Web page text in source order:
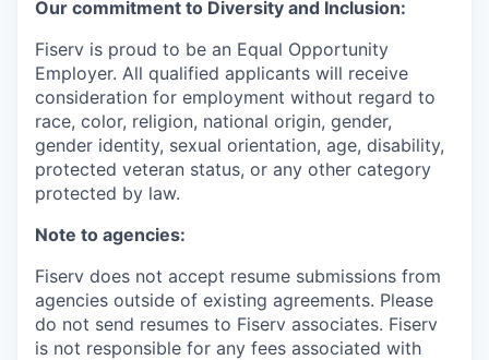
Our commitment to Diversity and Inclusion:
Fiserv is proud to be an Equal Opportunity
Employer. All qualified applicants will receive
consideration for employment without regard to
race, color, religion, national origin, gender,
gender identity, sexual orientation, age, disability,
protected veteran status, or any other category
protected by law.
Note to agencies:
Fiserv does not accept resume submissions from
agencies outside of existing agreements. Please
do not send resumes to Fiserv associates. Fiserv
is not responsible for any fees associated with